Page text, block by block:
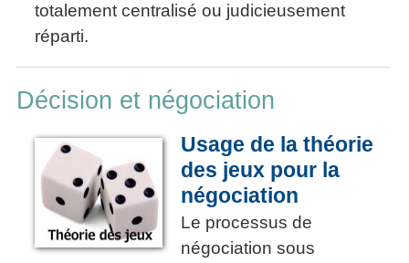
totalement centralisé ou judicieusement
réparti.
Décision et négociation
Usage de la théorie
des jeux pour la
négociation
Le processus de
négociation sous